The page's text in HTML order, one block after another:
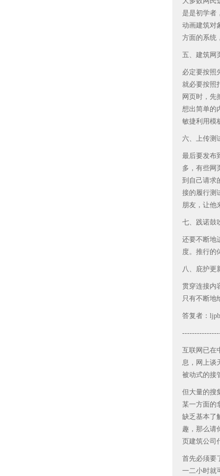
是是初学者
动画建筑对
方面的系统
五、建筑网
必定要按照
就必要按照
网页时，先
想出简单的
敏捷利用模
六、上传测
最后要发布
多，有些网
到自己请求
接的履行测
朋友，让他
七、践诺鼓
还要不断地
度。推行的
八、庇护更
贯穿连接内
只有不断地
答复者：
互联网已在
息，网上谈
被动式的接
但大量的搜
某一方面的
缺乏基本了
趣，那么请
页建筑公司
首先必须要
一二小时就